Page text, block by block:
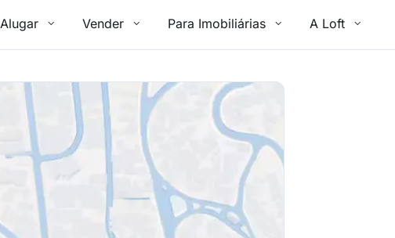
Alugar Vender Para Imobiliárias A Loft